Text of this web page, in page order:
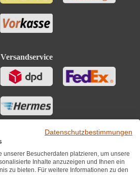
Versandservice
Datenschutzbestimmungen
unserer Besucherdaten platzieren, um unsere
Inhalte anzuzeigen und Ihnen ein
zu bieten. Für weitere Informationen zu den